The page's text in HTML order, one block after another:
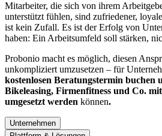
Mitarbeiter, die sich von ihrem
unterstützt fühlen, sind zufriedener,
ist kein Zufall. Es ist der Erfolg von
haben: Ein Arbeitsumfeld soll stärken,
Probonio macht es möglich, diesen
unkompliziert umzusetzen – für
kostenlosen Beratungstermin buchen
Bikeleasing, Firmenfitness und Co.
umgesetzt werden können.
Unternehmen